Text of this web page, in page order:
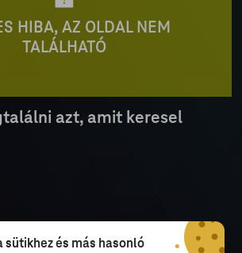
HIBA, AZ OLDAL NEM
TALÁLHATÓ
azt, amit keresel
sütikhez és más hasonló